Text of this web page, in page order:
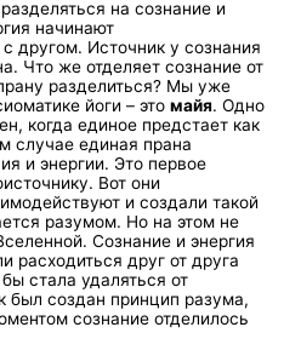
на сознание и
начинают
другом. Источник у сознания
Что же отделяет сознание от
разделиться? Мы уже
йоги – этомайя. Одно
когда единое предстает как
случае единая прана
и энергии. Это первое
Вот они
и создали такой
разумом. Но на этом не
Сознание и энергия
расходиться друг от друга
стала удаляться от
был создан принцип разума,
сознание отделилось